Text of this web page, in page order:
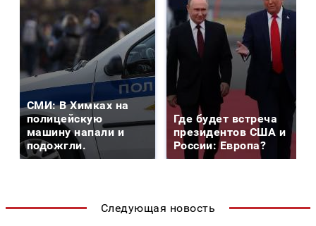
СМИ: В Химках на
полицейскую
машину напали и
подожгли.
Где будет встреча
президентов США и
России: Европа?
Следующая новость